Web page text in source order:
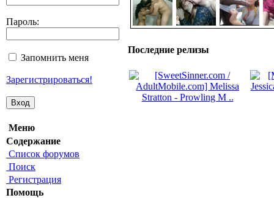
Пароль:
Запомнить меня
Зарегистрироваться!
Меню
Содержание
Список форумов
Поиск
Регистрация
Помощь
Последние релизы